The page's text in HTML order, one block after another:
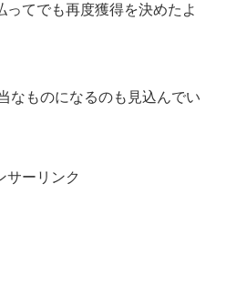
てでも再度獲得を決めたよ
なものになるのも見込んでい
サーリンク